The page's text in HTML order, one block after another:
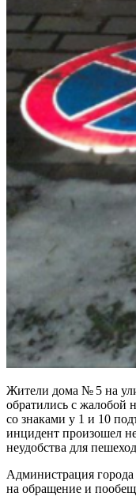
Жители дома № 5 на
обратились с жалобой
со знаками у 1 и 10
инцидент произошел
неудобства для
Администрация города
на обращение и